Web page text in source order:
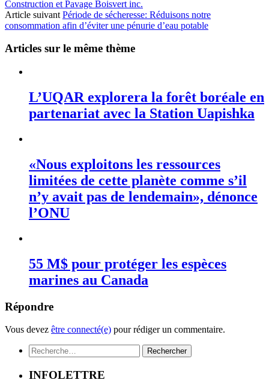
Construction et Pavage Boisvert inc.
Article suivant Période de sécheresse: Réduisons notre
consommation afin d’éviter une pénurie d’eau potable
Articles sur le même thème
L’UQAR explorera la forêt boréale en
partenariat avec la Station Uapishka
«Nous exploitons les ressources
limitées de cette planète comme s’il
n’y avait pas de lendemain», dénonce
l’ONU
55 M$ pour protéger les espèces
marines au Canada
Répondre
Vous devez être connecté(e) pour rédiger un commentaire.
Rechercher :
INFOLETTRE